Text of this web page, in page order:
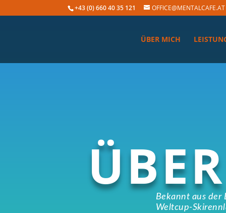
+43 (0) 660 40 35 121 OFFICE@MENTALCAFE.AT
ÜBER MICH
Bekannt aus der
Weltcup-